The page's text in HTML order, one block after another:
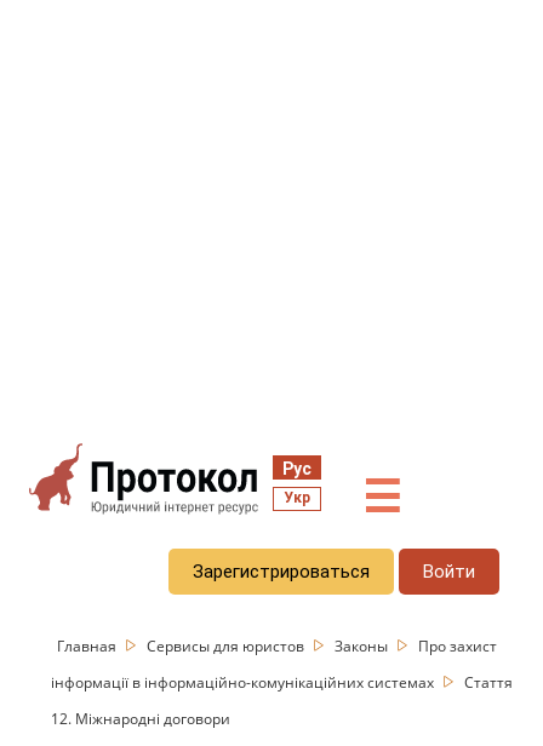
Рус
Укр ☰
Зарегистрироваться Войти
Главная Сервисы для юристов Законы
Про захист
інформації в інформаційно-комунікаційних системах
Стаття
12. Міжнародні договори